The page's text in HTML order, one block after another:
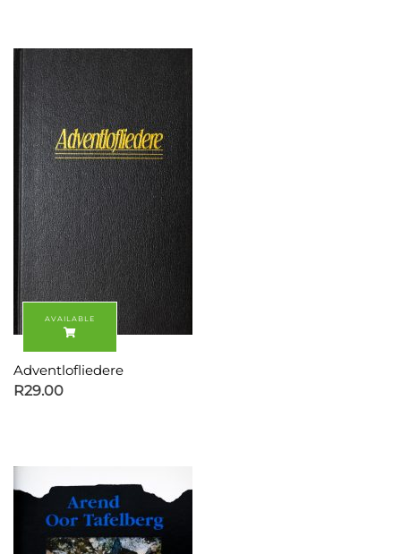
Adventlofliedere
R29.00